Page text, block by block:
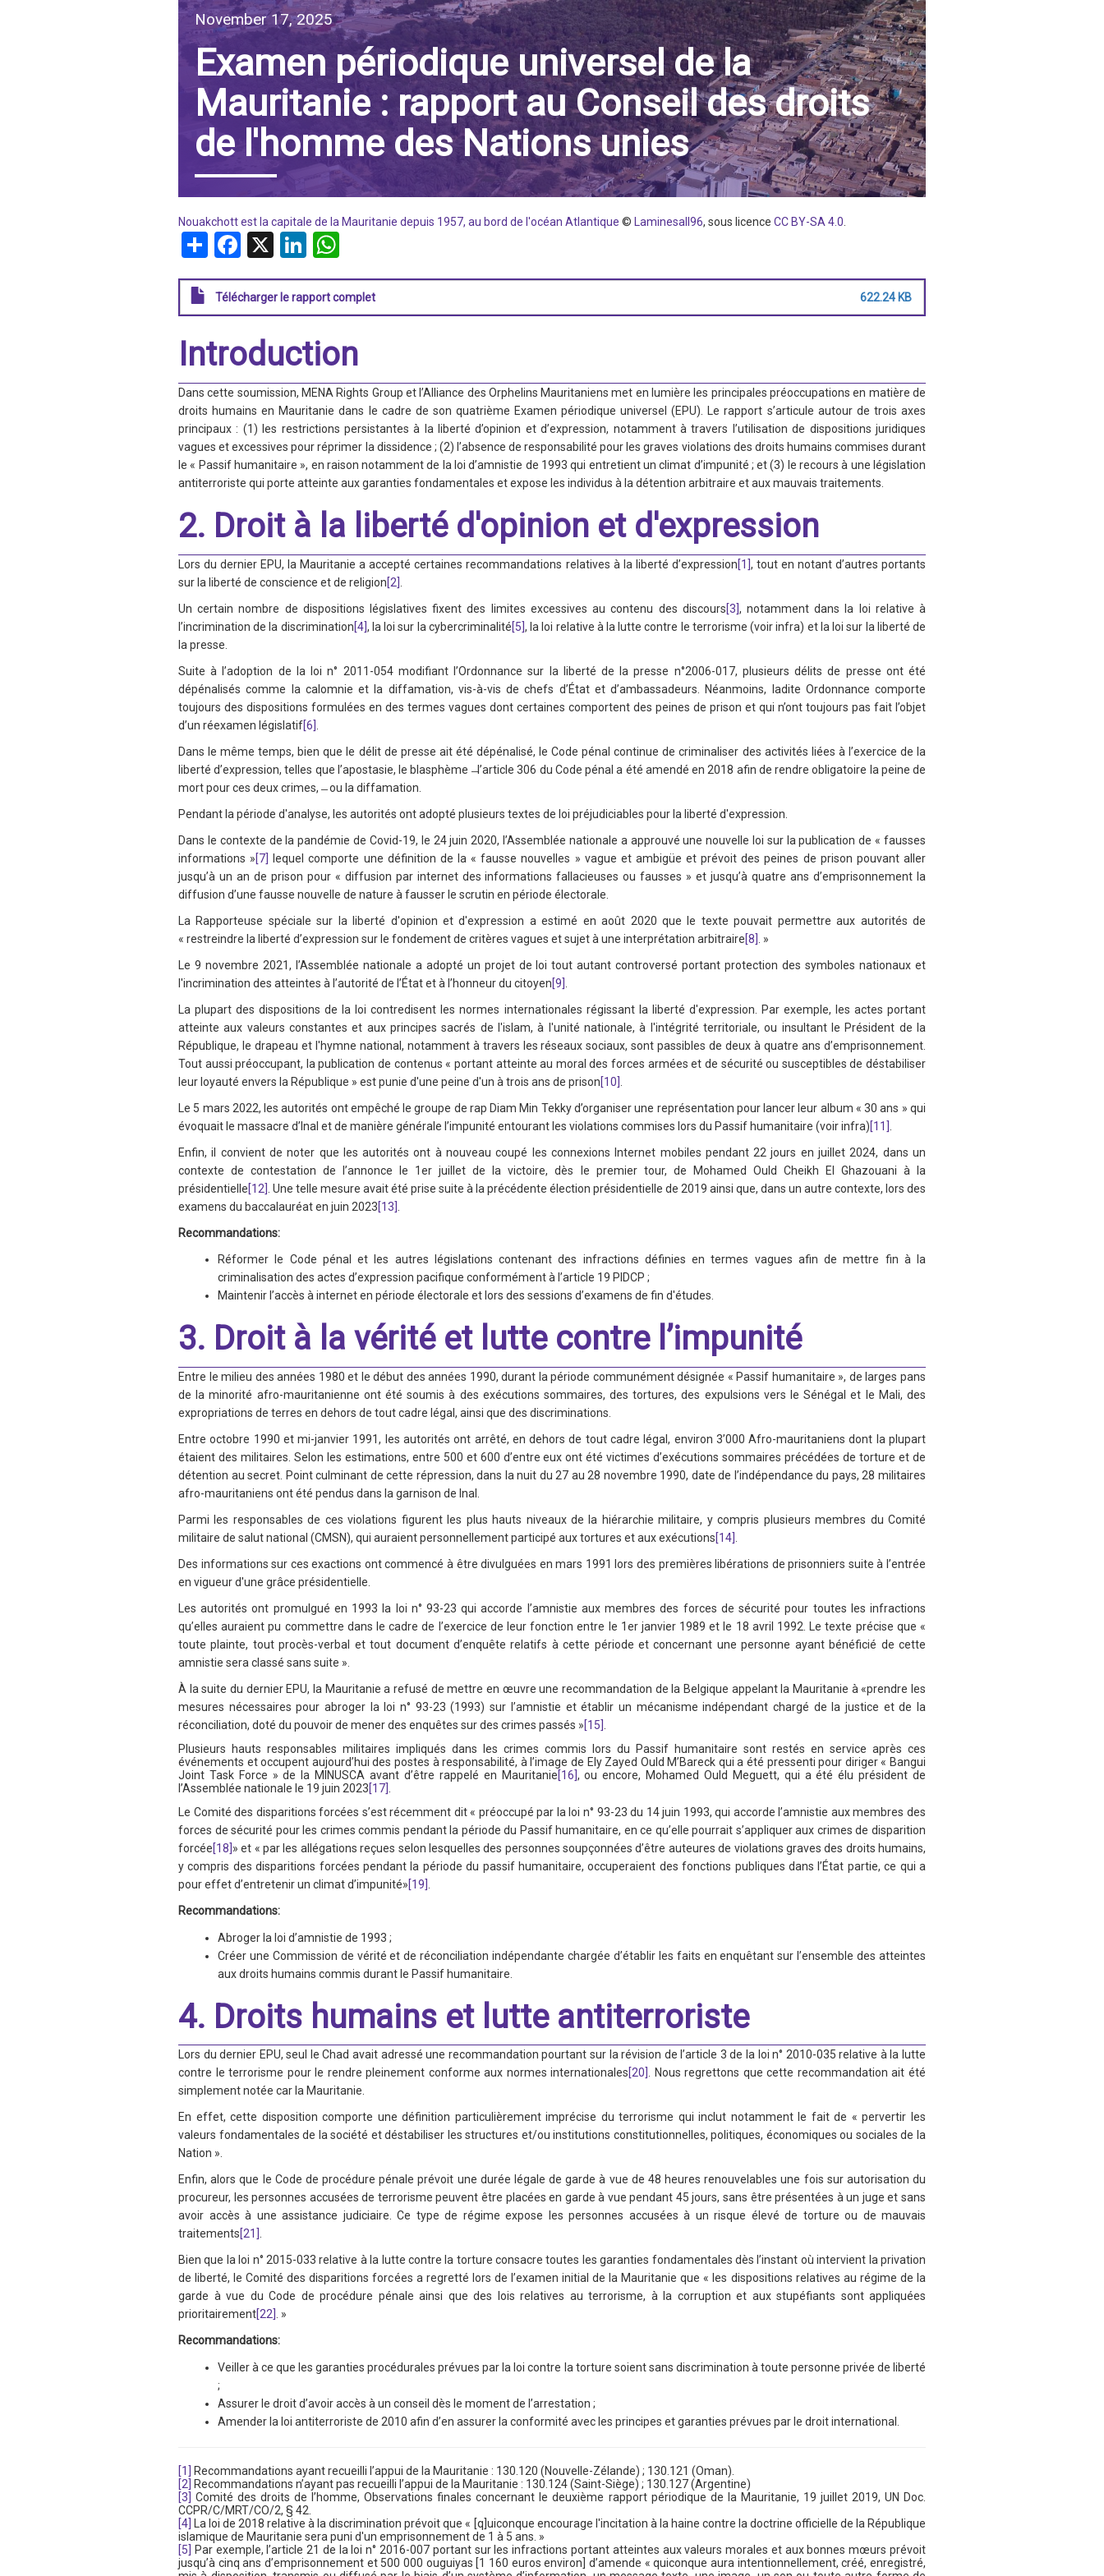
IRAQ
JORDAN
KUWAIT
LEBANON
LIBYA
MAURITANIA
MOROCCO
OMAN
QATAR
SAUDI ARABIA
SUDAN
SYRIA
TUNISIA
YEMEN
CONTACT
November 17, 2025
Examen périodique universel de la
Mauritanie : rapport au Conseil des droits
de l'homme des Nations unies
Nouakchott est la capitale de la Mauritanie depuis 1957, au bord de l'océan Atlantique © Laminesall96, sous licence CC BY-SA 4.0
ShareFacebook
X LinkedIn
Télécharger le rapport complet 622.24 KB
Introduction
Dans cette soumission, MENA Rights Group et l’Alliance des Orphelins Mauritaniens met en lumière les principales préoccupations en matière de
droits humains en Mauritanie dans le cadre de son quatrième Examen périodique universel (EPU). Le rapport s’articule autour de trois axes
principaux : (1) les restrictions persistantes à la liberté d’opinion et d’expression, notamment à travers l’utilisation de dispositions juridiques
vagues et excessives pour réprimer la dissidence ; (2) l’absence de responsabilité pour les graves violations des droits humains commises durant
le « Passif humanitaire », en raison notamment de la loi d’amnistie de 1993 qui entretient un climat d’impunité ; et (3) le recours à une législation
antiterroriste qui porte atteinte aux garanties fondamentales et expose les individus à la détention arbitraire et aux mauvais traitements.
2. Droit à la liberté d'opinion et d'expression
Lors du dernier EPU, la Mauritanie a accepté certaines recommandations relatives à la liberté d’expression[1], tout en notant d’autres portants
sur la liberté de conscience et de religion[2]
Un certain nombre de dispositions législatives fixent des limites excessives au contenu des discours[3], notamment dans la loi relative à
l’incrimination de la discrimination[4], la loi sur la cybercriminalité[5], la loi relative à la lutte contre le terrorisme (voir infra) et la loi sur la liberté de
la presse.
Suite à l’adoption de la loi n° 2011-054 modifiant l’Ordonnance sur la liberté de la presse n°2006-017, plusieurs délits de presse ont été
dépénalisés comme la calomnie et la diffamation, vis-à-vis de chefs d’État et d’ambassadeurs. Néanmoins, ladite Ordonnance comporte
toujours des dispositions formulées en des termes vagues dont certaines comportent des peines de prison et qui n’ont toujours pas fait l’objet
d’un réexamen législatif[6]
Dans le même temps, bien que le délit de presse ait été dépénalisé, le Code pénal continue de criminaliser des activités liées à l’exercice de la
liberté d’expression, telles que l’apostasie, le blasphème ̶ l’article 306 du Code pénal a été amendé en 2018 afin de rendre obligatoire la peine de
mort pour ces deux crimes, ̶ ou la diffamation.
Pendant la période d'analyse, les autorités ont adopté plusieurs textes de loi préjudiciables pour la liberté d'expression.
Dans le contexte de la pandémie de Covid-19, le 24 juin 2020, l’Assemblée nationale a approuvé une nouvelle loi sur la publication de « fausses
informations »[7] lequel comporte une définition de la « fausse nouvelles » vague et ambigüe et prévoit des peines de prison pouvant aller
jusqu’à un an de prison pour « diffusion par internet des informations fallacieuses ou fausses » et jusqu’à quatre ans d’emprisonnement la
diffusion d’une fausse nouvelle de nature à fausser le scrutin en période électorale.
La Rapporteuse spéciale sur la liberté d'opinion et d'expression a estimé en août 2020 que le texte pouvait permettre aux autorités de
« restreindre la liberté d’expression sur le fondement de critères vagues et sujet à une interprétation arbitraire[8] . »
Le 9 novembre 2021, l’Assemblée nationale a adopté un projet de loi tout autant controversé portant protection des symboles nationaux et
l'incrimination des atteintes à l’autorité de l’État et à l’honneur du citoyen[9]
La plupart des dispositions de la loi contredisent les normes internationales régissant la liberté d'expression. Par exemple, les actes portant
atteinte aux valeurs constantes et aux principes sacrés de l'islam, à l'unité nationale, à l'intégrité territoriale, ou insultant le Président de la
République, le drapeau et l'hymne national, notamment à travers les réseaux sociaux, sont passibles de deux à quatre ans d’emprisonnement.
Tout aussi préoccupant, la publication de contenus « portant atteinte au moral des forces armées et de sécurité ou susceptibles de déstabiliser
leur loyauté envers la République » est punie d'une peine d'un à trois ans de prison[10]
Le 5 mars 2022, les autorités ont empêché le groupe de rap Diam Min Tekky d’organiser une représentation pour lancer leur album « 30 ans » qui
évoquait le massacre d’Inal et de manière générale l’impunité entourant les violations commises lors du Passif humanitaire (voir infra)[11]
Enfin, il convient de noter que les autorités ont à nouveau coupé les connexions Internet mobiles pendant 22 jours en juillet 2024, dans un
contexte de contestation de l’annonce le 1er juillet de la victoire, dès le premier tour, de Mohamed Ould Cheikh El Ghazouani à la
présidentielle[12] . Une telle mesure avait été prise suite à la précédente élection présidentielle de 2019 ainsi que, dans un autre contexte, lors des
examens du baccalauréat en juin 2023[13]
Recommandations:
Réformer le Code pénal et les autres législations contenant des infractions définies en termes vagues afin de mettre fin à la
criminalisation des actes d’expression pacifique conformément à l’article 19 PIDCP ;
Maintenir l’accès à internet en période électorale et lors des sessions d’examens de fin d'études.
3. Droit à la vérité et lutte contre l’impunité
Entre le milieu des années 1980 et le début des années 1990, durant la période communément désignée « Passif humanitaire », de larges pans
de la minorité afro-mauritanienne ont été soumis à des exécutions sommaires, des tortures, des expulsions vers le Sénégal et le Mali, des
expropriations de terres en dehors de tout cadre légal, ainsi que des discriminations.
Entre octobre 1990 et mi-janvier 1991, les autorités ont arrêté, en dehors de tout cadre légal, environ 3’000 Afro-mauritaniens dont la plupart
étaient des militaires. Selon les estimations, entre 500 et 600 d’entre eux ont été victimes d’exécutions sommaires précédées de torture et de
détention au secret. Point culminant de cette répression, dans la nuit du 27 au 28 novembre 1990, date de l’indépendance du pays, 28 militaires
afro-mauritaniens ont été pendus dans la garnison de Inal.
Parmi les responsables de ces violations figurent les plus hauts niveaux de la hiérarchie militaire, y compris plusieurs membres du Comité
militaire de salut national (CMSN), qui auraient personnellement participé aux tortures et aux exécutions[14]
Des informations sur ces exactions ont commencé à être divulguées en mars 1991 lors des premières libérations de prisonniers suite à l’entrée
en vigueur d'une grâce présidentielle.
Les autorités ont promulgué en 1993 la loi n° 93-23 qui accorde l’amnistie aux membres des forces de sécurité pour toutes les infractions
qu’elles auraient pu commettre dans le cadre de l’exercice de leur fonction entre le 1er janvier 1989 et le 18 avril 1992. Le texte précise que «
toute plainte, tout procès-verbal et tout document d’enquête relatifs à cette période et concernant une personne ayant bénéficié de cette
amnistie sera classé sans suite ».
À la suite du dernier EPU, la Mauritanie a refusé de mettre en œuvre une recommandation de la Belgique appelant la Mauritanie à «prendre les
mesures nécessaires pour abroger la loi n° 93-23 (1993) sur l’amnistie et établir un mécanisme indépendant chargé de la justice et de la
réconciliation, doté du pouvoir de mener des enquêtes sur des crimes passés »[15]
Plusieurs hauts responsables militaires impliqués dans les crimes commis lors du Passif humanitaire sont restés en service après ces
événements et occupent aujourd’hui des postes à responsabilité, à l’image de Ely Zayed Ould M’Bareck qui a été pressenti pour diriger « Bangui
Joint Task Force » de la MINUSCA avant d’être rappelé en Mauritanie[16] , ou encore, Mohamed Ould Meguett, qui a été élu président de
l’Assemblée nationale le 19 juin 2023[17]
Le Comité des disparitions forcées s’est récemment dit « préoccupé par la loi n° 93-23 du 14 juin 1993, qui accorde l’amnistie aux membres des
forces de sécurité pour les crimes commis pendant la période du Passif humanitaire, en ce qu’elle pourrait s’appliquer aux crimes de disparition
forcée[18] » et « par les allégations reçues selon lesquelles des personnes soupçonnées d’être auteures de violations graves des droits humains,
y compris des disparitions forcées pendant la période du passif humanitaire, occuperaient des fonctions publiques dans l’État partie, ce qui a
pour effet d’entretenir un climat d’impunité»[19]
Recommandations:
Abroger la loi d’amnistie de 1993 ;
Créer une Commission de vérité et de réconciliation indépendante chargée d’établir les faits en enquêtant sur l’ensemble des atteintes
aux droits humains commis durant le Passif humanitaire.
4. Droits humains et lutte antiterroriste
Lors du dernier EPU, seul le Chad avait adressé une recommandation pourtant sur la révision de l’article 3 de la loi n° 2010-035 relative à la lutte
contre le terrorisme pour le rendre pleinement conforme aux normes internationales[20]
. Nous regrettons que cette recommandation ait été
simplement notée car la Mauritanie.
En effet, cette disposition comporte une définition particulièrement imprécise du terrorisme qui inclut notamment le fait de « pervertir les
valeurs fondamentales de la société et déstabiliser les structures et/ou institutions constitutionnelles, politiques, économiques ou sociales de la
Nation ».
Enfin, alors que le Code de procédure pénale prévoit une durée légale de garde à vue de 48 heures renouvelables une fois sur autorisation du
procureur, les personnes accusées de terrorisme peuvent être placées en garde à vue pendant 45 jours, sans être présentées à un juge et sans
avoir accès à une assistance judiciaire. Ce type de régime expose les personnes accusées à un risque élevé de torture ou de mauvais
traitements[21]
Bien que la loi n° 2015-033 relative à la lutte contre la torture consacre toutes les garanties fondamentales dès l’instant où intervient la privation
de liberté, le Comité des disparitions forcées a regretté lors de l’examen initial de la Mauritanie que « les dispositions relatives au régime de la
garde à vue du Code de procédure pénale ainsi que des lois relatives au terrorisme, à la corruption et aux stupéfiants sont appliquées
prioritairement[22]
. »
Recommandations:
Veiller à ce que les garanties procédurales prévues par la loi contre la torture soient sans discrimination à toute personne privée de liberté
;
Assurer le droit d’avoir accès à un conseil dès le moment de l’arrestation ;
Amender la loi antiterroriste de 2010 afin d’en assurer la conformité avec les principes et garanties prévues par le droit international.
[1]
Recommandations ayant recueilli l’appui de la Mauritanie : 130.120 (Nouvelle-Zélande) ; 130.121 (Oman).
[2]
Recommandations n’ayant pas recueilli l’appui de la Mauritanie : 130.124 (Saint-Siège) ; 130.127 (Argentine)
[3]
Comité des droits de l’homme, Observations finales concernant le deuxième rapport périodique de la Mauritanie, 19 juillet 2019, UN Doc.
CCPR/C/MRT/CO/2, § 42.
[4]
La loi de 2018 relative à la discrimination prévoit que « [q]uiconque encourage l'incitation à la haine contre la doctrine officielle de la République
islamique de Mauritanie sera puni d'un emprisonnement de 1 à 5 ans. »
[5]
Par exemple, l’article 21 de la loi n° 2016-007 portant sur les infractions portant atteintes aux valeurs morales et aux bonnes mœurs prévoit
jusqu’à cinq ans d’emprisonnement et 500 000 ouguiyas [1 160 euros environ] d’amende « quiconque aura intentionnellement, créé, enregistré,